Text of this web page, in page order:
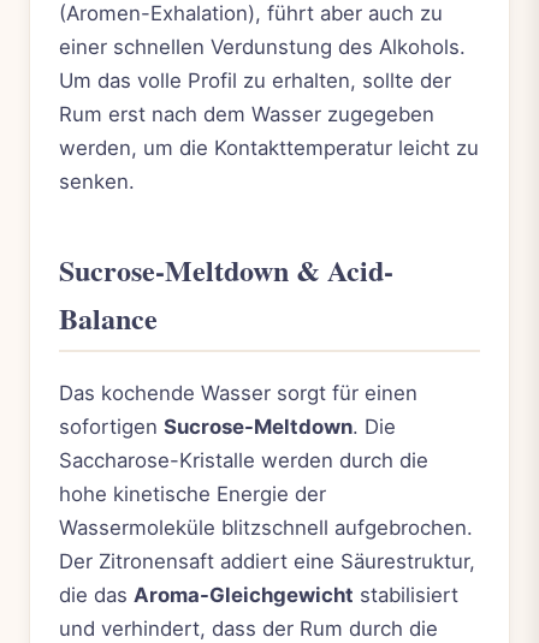
(Aromen-Exhalation), führt aber auch zu
einer schnellen Verdunstung des Alkohols.
Um das volle Profil zu erhalten, sollte der
Rum erst nach dem Wasser zugegeben
werden, um die Kontakttemperatur leicht zu
senken.
Sucrose-Meltdown & Acid-
Balance
Das kochende Wasser sorgt für einen
sofortigen Sucrose-Meltdown. Die
Saccharose-Kristalle werden durch die
hohe kinetische Energie der
Wassermoleküle blitzschnell aufgebrochen.
Der Zitronensaft addiert eine Säurestruktur,
die das Aroma-Gleichgewicht stabilisiert
und verhindert, dass der Rum durch die